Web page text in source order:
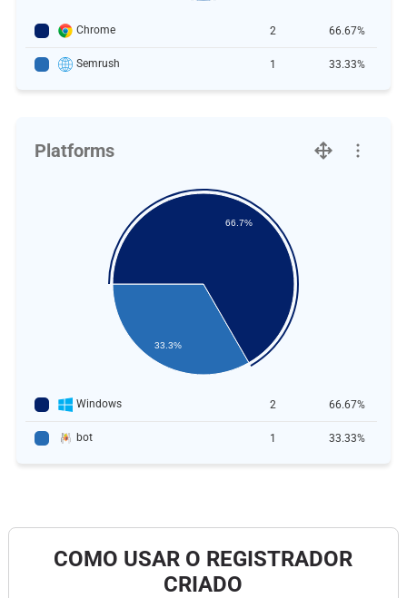
Chrome 2 66.67%
Semrush 1 33.33%
Platforms
33.3%
66.7%
Windows 2 66.67%
bot 1 33.33%
COMO USAR O REGISTRADOR
CRIADO